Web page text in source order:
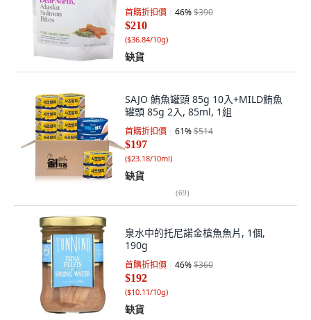
首購折扣價 46%$390
$210
($36.84/10g)
缺貨
SAJO 鮪魚罐頭 85g 10入+MILD鮪魚
罐頭 85g 2入, 85ml, 1組
首購折扣價 61%$514
$197
($23.18/10ml)
缺貨
(69)
泉水中的托尼諾金槍魚魚片, 1個,
190g
首購折扣價 46%$360
$192
($10.11/10g)
缺貨